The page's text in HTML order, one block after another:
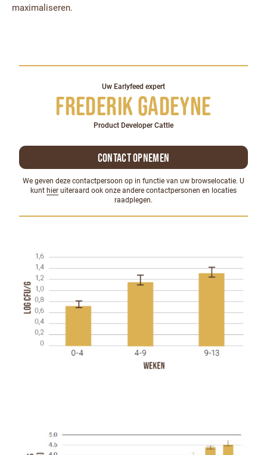
maximaliseren.
Uw Earlyfeed expert
Frederik Gadeyne
Product Developer Cattle
Contact opnemen
We geven deze contactpersoon op in functie van uw browselocatie. U
kunt hier uiteraard ook onze andere contactpersonen en locaties
raadplegen.